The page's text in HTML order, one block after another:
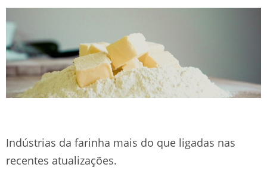
Indústrias da farinha mais do que ligadas nas
recentes atualizações.